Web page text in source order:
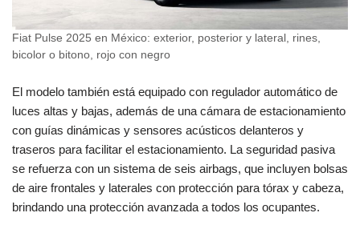
Fiat Pulse 2025 en México: exterior, posterior y lateral, rines,
bicolor o bitono, rojo con negro
El modelo también está equipado con regulador automático de
luces altas y bajas, además de una cámara de estacionamiento
con guías dinámicas y sensores acústicos delanteros y
traseros para facilitar el estacionamiento. La seguridad pasiva
se refuerza con un sistema de seis airbags, que incluyen bolsas
de aire frontales y laterales con protección para tórax y cabeza,
brindando una protección avanzada a todos los ocupantes.